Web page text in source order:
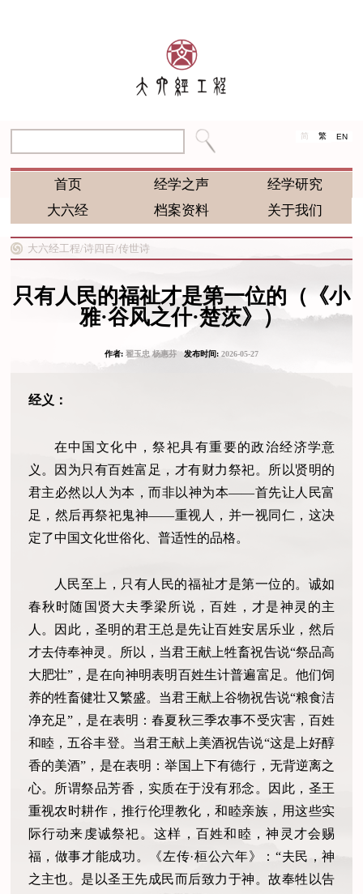
简 繁 EN
首页 经学之声
经学研究
大六经
档案资料 关于我们
大六经工程/诗四百/传世诗
只有人民的福祉才是第一位的（《小
雅·谷风之什·楚茨》）
作者: 翟玉忠 杨惠芬发布时间: 2026-05-27
经义：
在中国文化中，祭祀具有重要的政治经济学意
义。因为只有百姓富足，才有财力祭祀。所以贤明的
君主必然以人为本，而非以神为本——首先让人民富
足，然后再祭祀鬼神——重视人，并一视同仁，这决
定了中国文化世俗化、普适性的品格。
人民至上，只有人民的福祉才是第一位的。诚如
春秋时随国贤大夫季梁所说，百姓，才是神灵的主
人。因此，圣明的君王总是先让百姓安居乐业，然后
才去侍奉神灵。所以，当君王献上牲畜祝告说“祭品高
大肥壮”，是在向神明表明百姓生计普遍富足。他们饲
养的牲畜健壮又繁盛。当君王献上谷物祝告说“粮食洁
净充足”，是在表明：春夏秋三季农事不受灾害，百姓
和睦，五谷丰登。当君王献上美酒祝告说“这是上好醇
香的美酒”，是在表明：举国上下有德行，无背逆离之
心。所谓祭品芳香，实质在于没有邪念。因此，圣王
重视农时耕作，推行伦理教化，和睦亲族，用这些实
际行动来虔诚祭祀。这样，百姓和睦，神灵才会赐
福，做事才能成功。《左传·桓公六年》：“夫民，神
之主也。是以圣王先成民而后致力于神。故奉牲以告